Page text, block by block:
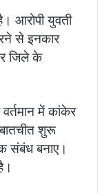
आरोपी युवती
से इनकार
जिले के
में कांकेर
शुरू
संबंध बनाए।